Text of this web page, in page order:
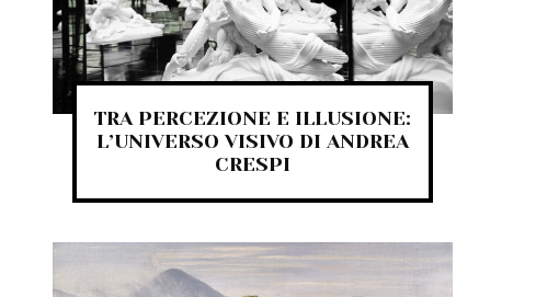
TRA PERCEZIONE E ILLUSIONE:
L’UNIVERSO VISIVO DI ANDREA
CRESPI